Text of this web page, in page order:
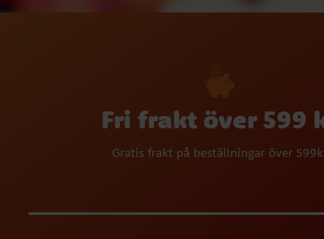
Fri frakt över 599
Gratis frakt på beställningar över